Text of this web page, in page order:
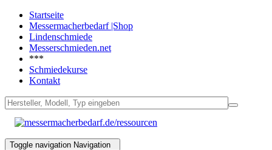
Startseite
Messermacherbedarf |Shop
Lindenschmiede
Messerschmieden.net
***
Schmiedekurse
Kontakt
Toggle navigation Navigation